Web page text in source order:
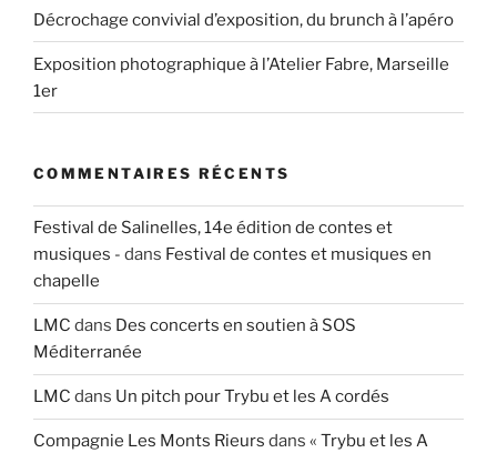
Décrochage convivial d’exposition, du brunch à l’apéro
Exposition photographique à l’Atelier Fabre, Marseille
1er
COMMENTAIRES RÉCENTS
Festival de Salinelles, 14e édition de contes et
musiques - dans Festival de contes et musiques en
chapelle
LMC dans Des concerts en soutien à SOS
Méditerranée
LMC dans Un pitch pour Trybu et les A cordés
Compagnie Les Monts Rieurs dans « Trybu et les A